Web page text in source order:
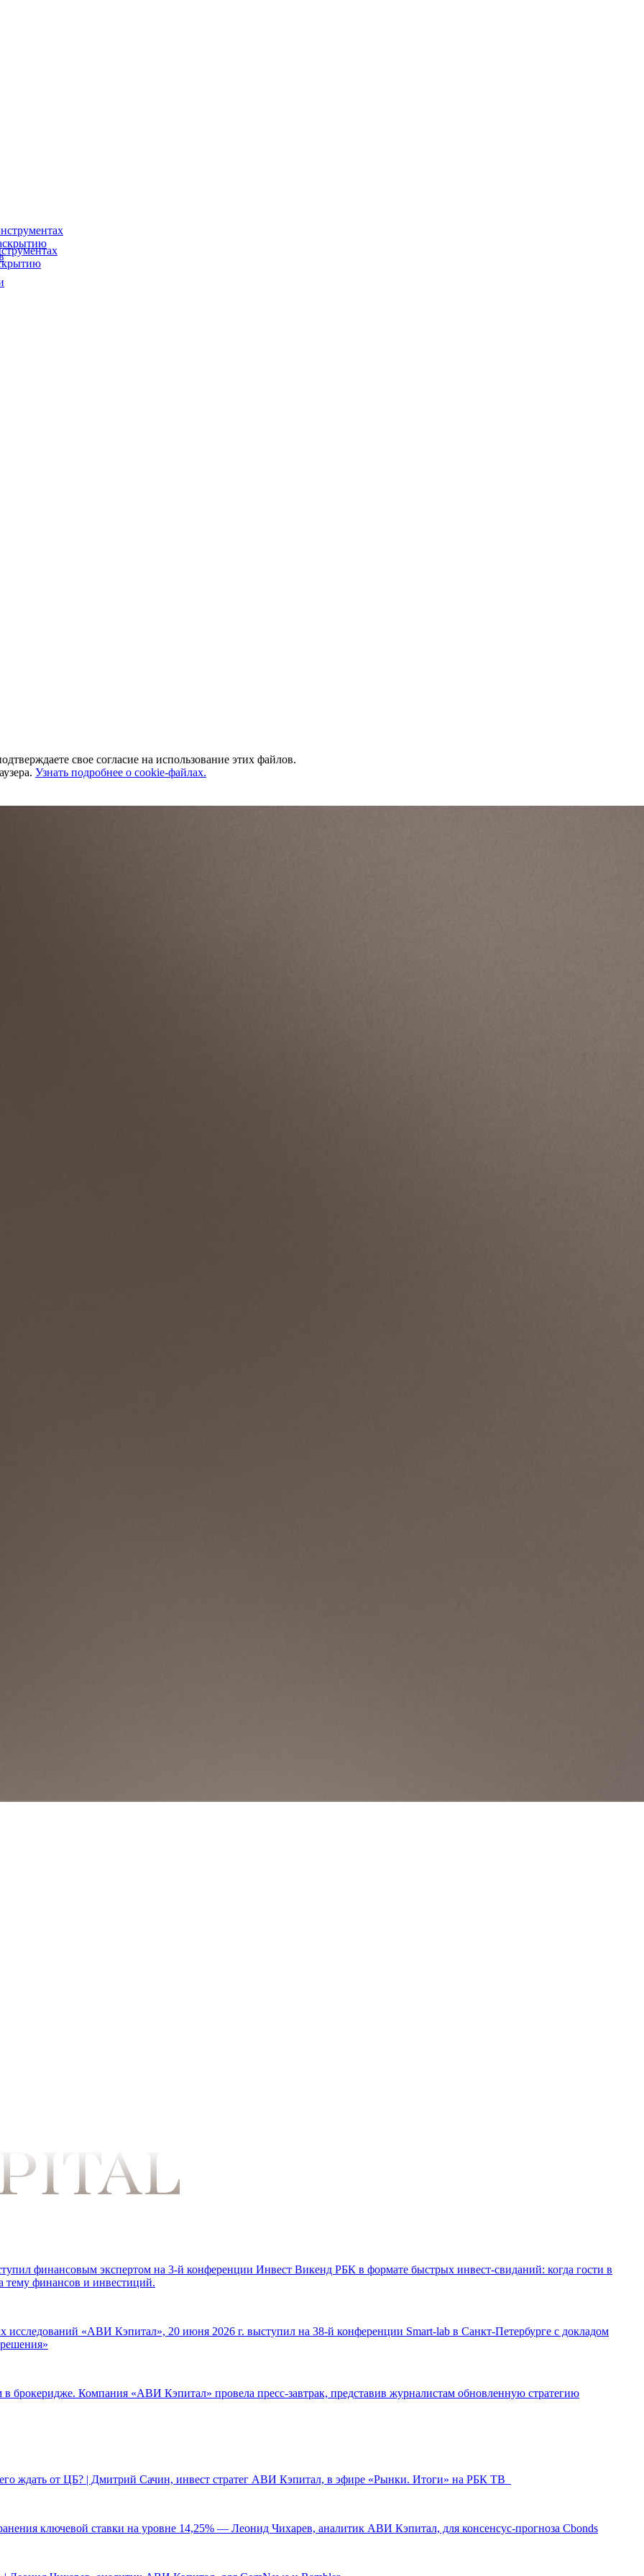
свое согласие на использование этих файлов.
Узнать подробнее о cookie-файлах.
финансовым экспертом на 3-й конференции Инвест Викенд РБК в формате быстрых инвест-свиданий: когда гости в
тему финансов и инвестиций.
исследований «АВИ Кэпитал», 20 июня 2026 г. выступил на 38-й конференции Smart-lab в Санкт-Петербурге с докладом
в брокеридже. Компания «АВИ Кэпитал» провела пресс-завтрак, представив журналистам обновленную стратегию
ждать от ЦБ? | Дмитрий Сачин, инвест стратег АВИ Кэпитал, в эфире «Рынки. Итоги» на РБК ТВ
ключевой ставки на уровне 14,25% — Леонид Чихарев, аналитик АВИ Кэпитал, для консенсус-прогноза Cbonds